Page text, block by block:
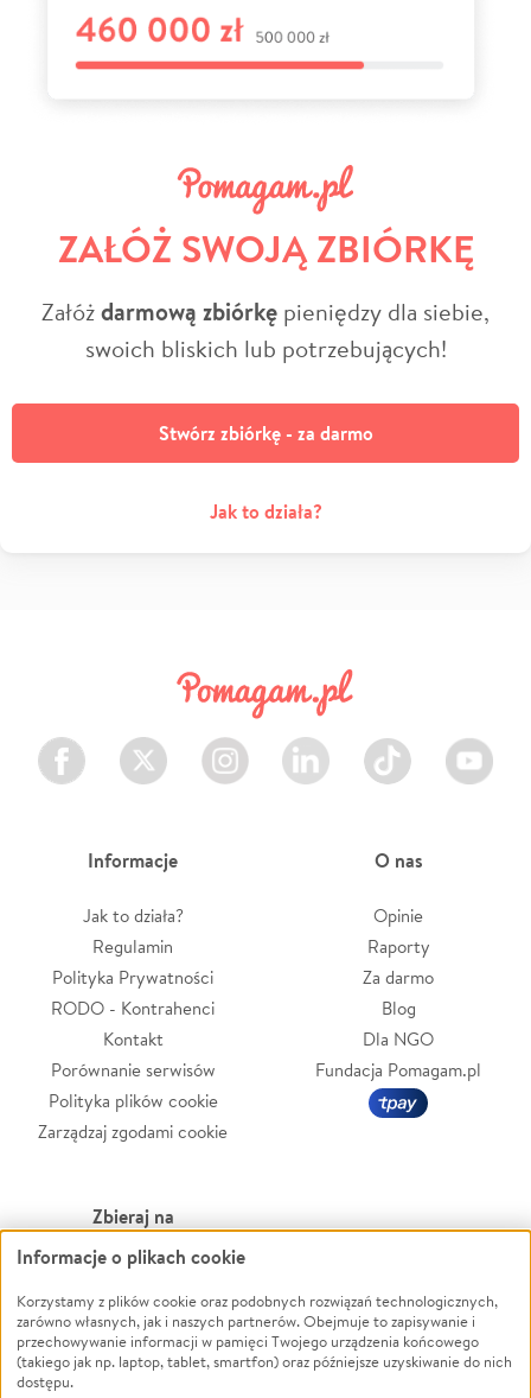
ZAŁÓŻ SWOJĄ ZBIÓRKĘ
Załóżdarmową zbiórkę pieniędzy dla siebie,
swoich bliskich lub potrzebujących!
Stwórz zbiórkę - za darmo
Jak to działa?
Facebook Twitter Instagram LinkedIn TikTok Youtube
Informacje
Jak to działa?
Regulamin
Polityka Prywatności
RODO - Kontrahenci
Kontakt
Porównanie serwisów
Polityka plików cookie
Zarządzaj zgodami cookie
O nas
Opinie
Raporty
Za darmo
Blog
Dla NGO
Fundacja Pomagam.pl
Zbieraj na
Leczenie
Zwierzęta
Pożar
Ukraina
Powódź
Wichura
NGO
Informacje o plikach cookie
Korzystamy z plików cookie oraz podobnych rozwiązań technologicznych,
zarówno własnych, jak i naszych partnerów. Obejmuje to zapisywanie i
przechowywanie informacji w pamięci Twojego urządzenia końcowego
(takiego jak np. laptop, tablet, smartfon) oraz późniejsze uzyskiwanie do nich
dostępu.